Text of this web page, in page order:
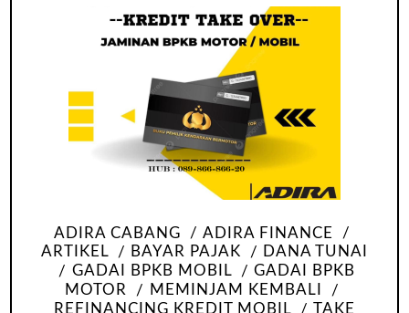
ADIRA CABANG
ADIRA FINANCE
ARTIKEL
BAYAR PAJAK
DANA TUNAI
GADAI BPKB MOBIL
GADAI BPKB
MOTOR
MEMINJAM KEMBALI
REFINANCING KREDIT MOBIL
TAKE